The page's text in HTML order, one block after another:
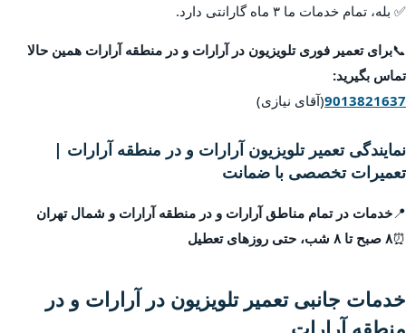
✅ بله، تمام خدمات ما ۳ ماه گارانتی دارد.
📞برای تعمیر فوری تلویزیون در آرارات و در منطقه آرارات همین حالا
تماس بگیرید:
9013821637(آقای نیازی)
نمایندگی تعمیر تلویزیون آرارات و در منطقه آرارات |
تعمیرات تخصصی با ضمانت
📍خدمات در تمام مناطق آرارات و در منطقه آرارات و شمال تهران
⏰۸ صبح تا ۸ شب، حتی روزهای تعطیل
خدمات جانبی تعمیر تلویزیون در آرارات و در